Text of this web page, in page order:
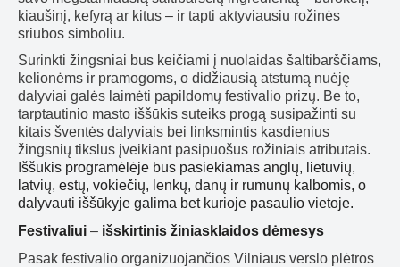
kiaušinį, kefyrą ar kitus – ir tapti aktyviausiu rožinės
sriubos simboliu.
Surinkti žingsniai bus keičiami į nuolaidas šaltibarščiams,
kelionėms ir pramogoms, o didžiausią atstumą nuėję
dalyviai galės laimėti papildomų festivalio prizų. Be to,
tarptautinio masto iššūkis suteiks progą susipažinti su
kitais šventės dalyviais bei linksmintis kasdienius
žingsnių tikslus įveikiant pasipuošus rožiniais atributais.
ššūkis programėlėje bus pasiekiamas anglų, lietuvių,
latvių, estų, vokiečių, lenkų, danų ir rumunų kalbomis, o
dalyvauti iššūkyje galima bet kurioje pasaulio vietoje.
Festivaliui – išskirtinis žiniasklaidos dėmesys
Pasak festivalio organizuojančios Vilniaus verslo plėtros